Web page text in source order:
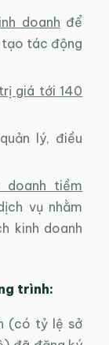
doanh để
tạo tác động
giá tới 140
lý, điều
tiềm
vụ nhằm
kinh doanh
trình:
(có tỷ lệ sở